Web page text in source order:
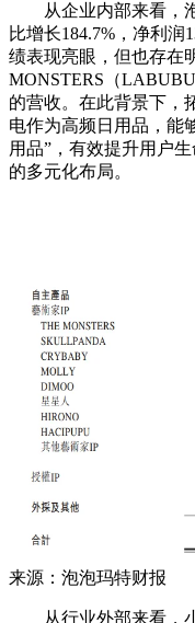
从企业内部来看，泡
比增长184.7%，净利润
绩表现亮眼，但也存
MONSTERS（
的营收。在此背景下，
电作为高频日用品，能
用品”，有效提升用户
的多元化布局。
来源：泡泡玛特财报
从行业外部来看，小